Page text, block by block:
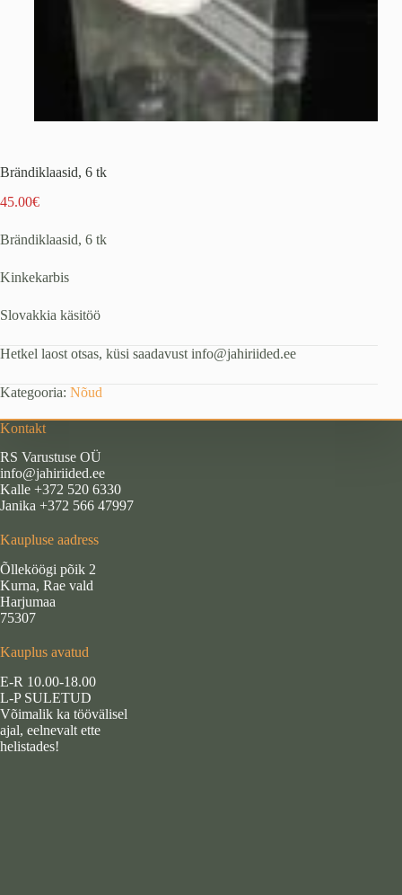
Brändiklaasid, 6 tk
45.00€
Brändiklaasid, 6 tk
Kinkekarbis
Slovakkia käsitöö
Hetkel laost otsas, küsi saadavust info@jahiriided.ee
Kategooria: Nõud
Kontakt
RS Varustuse OÜ
info@jahiriided.ee
Kalle +372 520 6330
Janika +372 566 47997
Kaupluse aadress
Õlleköögi põik 2
Kurna, Rae vald
Harjumaa
75307
Kauplus avatud
E-R 10.00-18.00
L-P SULETUD
Võimalik ka töövälisel
ajal, eelnevalt ette
helistades!